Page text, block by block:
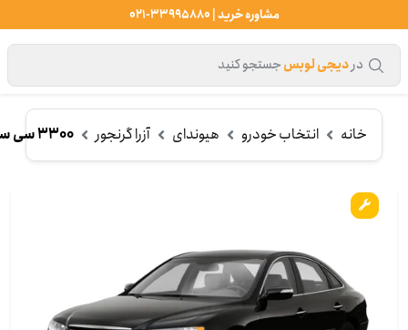
مشاوره خرید | 33995880-021
دردیجی لوبسجستجو کنید
خانه انتخاب خودرو هیوندای آزرا گرنجور 3300 سی سی (2006-2010)